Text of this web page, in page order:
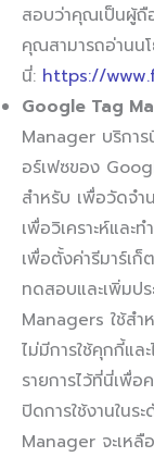
สอบว่าคุณเป็นผู้ถื
คุณสามารถอ่านน
นี่: https://
Google Tag
Manager บริการ
อร์เฟซของ
สำหรับ เพื่อวัดจำ
เพื่อวิเคราะห์และ
เพื่อตั้งค่ารีมาร์เ
ทดสอบและเพิ่มป
Managers ใช้สำ
ไม่มีการใช้คุกกี้แ
รายการไว้ที่นี่เพื่อ
ปิดการใช้งานใน
Manager จะเหลื